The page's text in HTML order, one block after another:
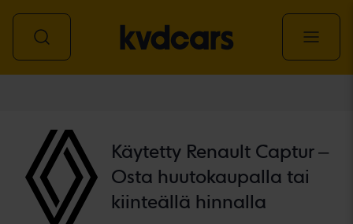
Käytetty Renault Captur –
Osta huutokaupalla tai
kiinteällä hinnalla